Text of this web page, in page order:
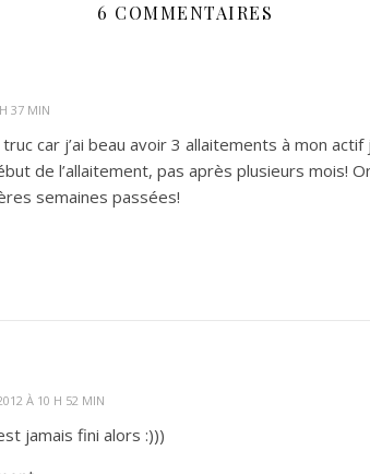
6 COMMENTAIRES
37 MIN
truc car j’ai beau avoir 3 allaitements à mon
de l’allaitement, pas après plusieurs mois!
semaines passées!
À 10 H 52 MIN
jamais fini alors :)))